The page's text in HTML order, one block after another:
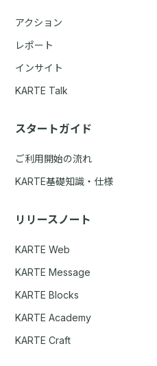
アクション
レポート
インサイト
KARTE Talk
スタートガイド
ご利用開始の流れ
KARTE基礎知識・仕様
リリースノート
KARTE Web
KARTE Message
KARTE Blocks
KARTE Academy
KARTE Craft